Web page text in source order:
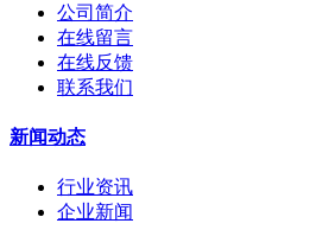
公司简介
在线留言
在线反馈
联系我们
新闻动态
行业资讯
企业新闻